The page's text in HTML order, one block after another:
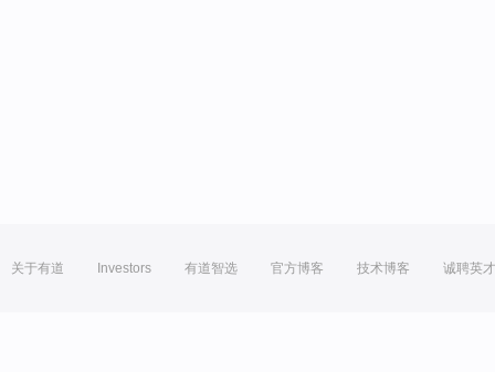
关于有道 Investors 有道智选 官方博客 技术博客 诚聘英才